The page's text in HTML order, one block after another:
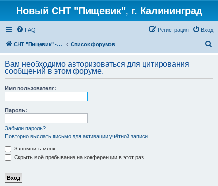
Новый СНТ "Пищевик", г. Калининград
FAQ Вход
Регистрация
СНТ "Пищевик" - возвращение на Главную страницу Список форумов
с
Вам необходимо авторизоваться для цитирования
сообщений в этом форуме.
Имя пользователя:
Пароль:
Забыли пароль?
Повторно выслать письмо для активации учётной записи
Запомнить меня
Скрыть моё пребывание на конференции в этот раз